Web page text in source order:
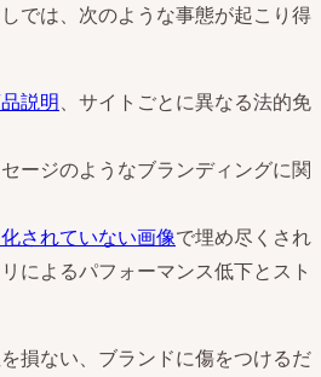
では、次のような事態が起こり得
説明、サイトごとに異なる法的免
ージのようなブランディングに関
されていない画像で埋め尽くされ
によるパフォーマンス低下とスト
損ない、ブランドに傷をつけるだ